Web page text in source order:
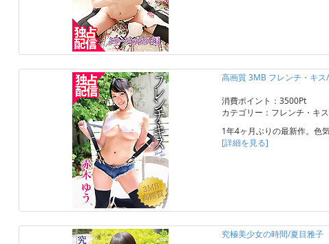
高画質 3MB フレンチ・キス
消費ポイント：3500Pt
カテゴリー：フレンチ・キス
1年4ヶ月ぶりの最新作。色
[詳細を見る]
究極美少女の時間/夏目雅子